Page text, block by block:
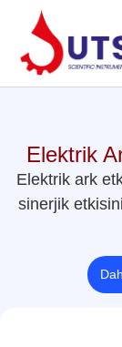
Elektrik
Elektrik ark
sinerjik